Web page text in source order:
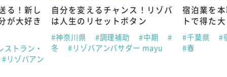
る！新し
が大好き
ストラン・
#リゾバアン
自分を変えるチャンス！リゾバ
は人生のリセットボタン
#神奈川県 #調理補助 #中期
#
冬
#リゾバアンバサダー mayu
宿泊業を
トで得た
#千葉県
#
#春